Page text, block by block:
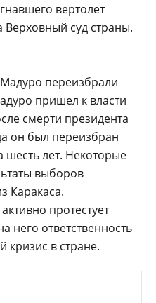
вертолет
суд страны.
переизбрали
пришел к власти
смерти президента
он был переизбран
шесть лет. Некоторые
выборов
Каракаса.
протестует
него ответственность
кризис в стране.